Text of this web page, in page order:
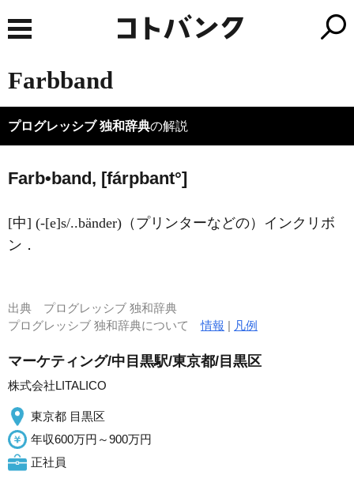
Farbband
プログレッシブ 独和辞典の解説
Farb•band, [fárpbant°]
[中] (-[e]s/..bänder)（プリンターなどの）インクリボ
ン．
出典 プログレッシブ 独和辞典
プログレッシブ 独和辞典について情報 | 凡例
マーケティング/中目黒駅/東京都/目黒区
株式会社LITALICO
東京都 目黒区
年収600万円～900万円
正社員